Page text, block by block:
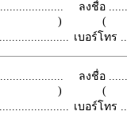
)
ลงชื่อ
เบอร์โทร
)
ลงชื่อ
เบอร์โทร